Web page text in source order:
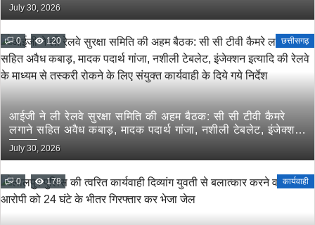
July 30, 2026
0 120 छत्तीसगढ़
आईजी ने ली रेलवे सुरक्षा समिति की अहम बैठक: सी सी टीवी कैमरे
लगाने सहित अवैध कबाड़, मादक पदार्थ गांजा, नशीली टेबलेट, इंजेक्शन
इत्यादि की रेलवे के माध्यम से तस्करी रोकने के लिए संयुक्त कार्यवाही
के दिये गये निर्देश
July 30, 2026
0 178 कार्यवाही